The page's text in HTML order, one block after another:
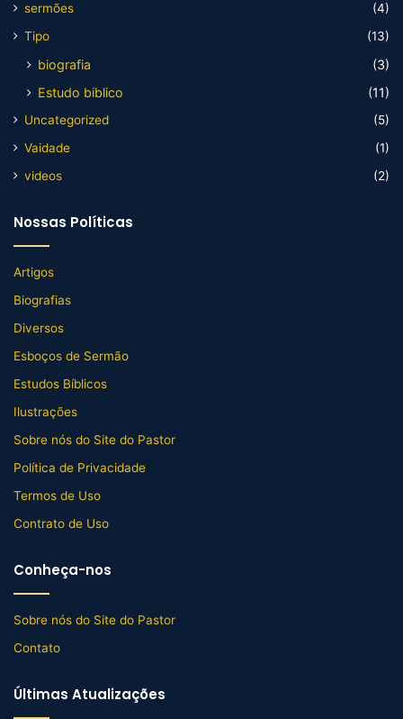
sermões
(4)
Tipo
(13)
biografia
(3)
Estudo biblico
(11)
Uncategorized
(5)
Vaidade
(1)
videos
(2)
Nossas Políticas
Artigos
Biografias
Diversos
Esboços de Sermão
Estudos Bíblicos
Ilustrações
Sobre nós do Site do Pastor
Política de Privacidade
Termos de Uso
Contrato de Uso
Conheça-nos
Sobre nós do Site do Pastor
Contato
Últimas Atualizações